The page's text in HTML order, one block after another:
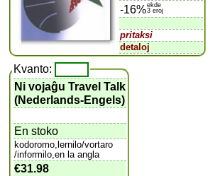
-16%ekde
3 eroj
pritaksi
detaloj
Kvanto:
Ni vojaĝu Travel Talk
(Nederlands-Engels)
En stoko
kodoromo,lernilo/vortaro
/informilo,en la angla
€31.98